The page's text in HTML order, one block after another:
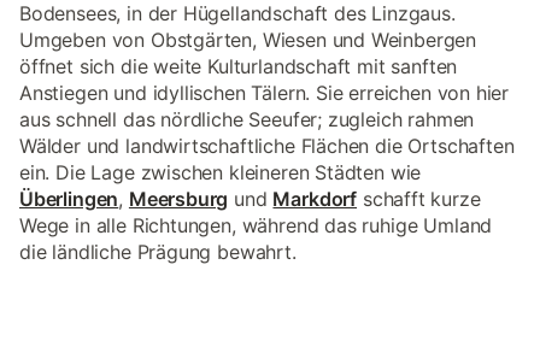
Bodensees, in der Hügellandschaft des Linzgaus.
Umgeben von Obstgärten, Wiesen und Weinbergen
öffnet sich die weite Kulturlandschaft mit sanften
Anstiegen und idyllischen Tälern. Sie erreichen von hier
aus schnell das nördliche Seeufer; zugleich rahmen
Wälder und landwirtschaftliche Flächen die Ortschaften
ein. Die Lage zwischen kleineren Städten wie
Überlingen, Meersburg und Markdorf schafft kurze
Wege in alle Richtungen, während das ruhige Umland
die ländliche Prägung bewahrt.